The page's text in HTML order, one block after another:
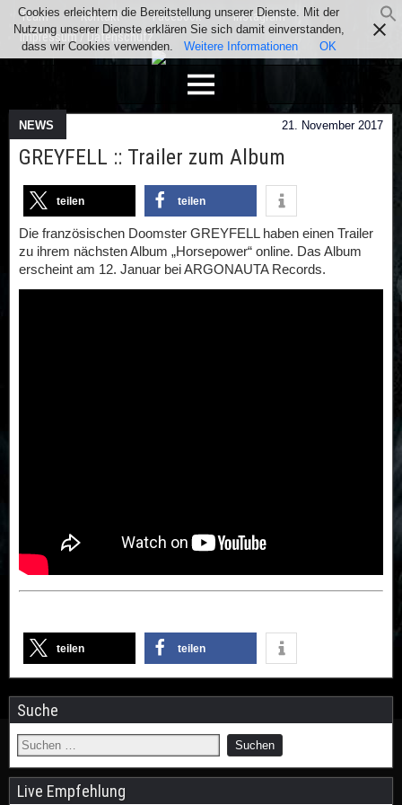
Team Kontakt Facebook
Instagram
Impressum / Datenschutz
NEWS 21. November 2017
GREYFELL :: Trailer zum Album
teilen teilen
Die französischen Doomster GREYFELL haben einen Trailer
zu ihrem nächsten Album „Horsepower“ online. Das Album
erscheint am 12. Januar bei ARGONAUTA Records.
teilen teilen
Suche
Live Empfehlung
Cookies erleichtern die Bereitstellung unserer Dienste. Mit der
Nutzung unserer Dienste erklären Sie sich damit einverstanden,
dass wir Cookies verwenden.
Weitere Informationen OK